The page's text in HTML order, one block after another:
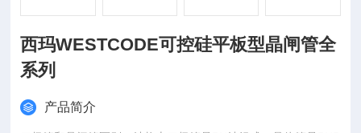
西玛WESTCODE可控硅平板型晶闸管全
系列
产品简介